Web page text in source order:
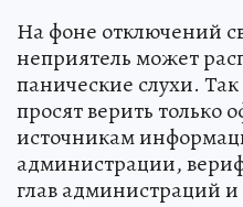
На фоне отключений
неприятель может
панические слухи.
просят верить только
источникам
администрации,
глав администраций и